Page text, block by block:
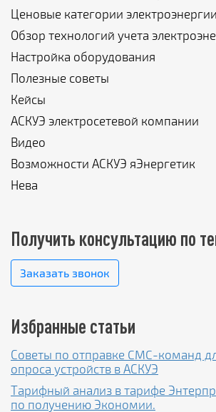
Ценовые категории электроэнергии
Обзор технологий учета
Настройка оборудования
Полезные советы
Кейсы
АСКУЭ электросетевой компании
Видео
Возможности АСКУЭ яЭнергетик
Нева
Получить консультацию по
Заказать звонок
Избранные статьи
Советы по отправке CMC-команд
опроса устройств в АСКУЭ
Тарифный анализ в тарифе
по получению Экономии.